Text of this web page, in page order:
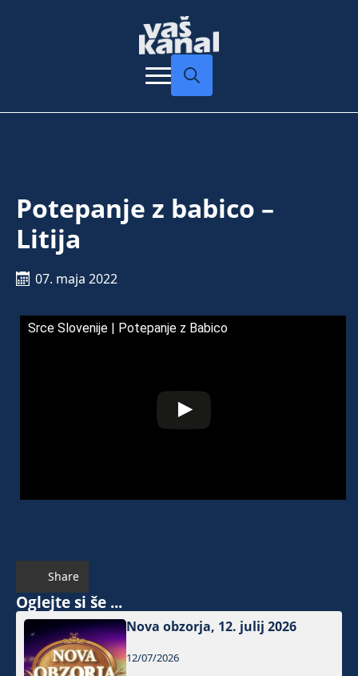
Potepanje z babico –
Litija
07. maja 2022
Srce Slovenije | Potepanje z Babico
Share
Oglejte si še ...
Nova obzorja, 12. julij 2026
12/07/2026